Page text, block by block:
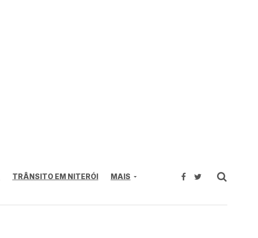
TRÂNSITO EM NITERÓI MAIS